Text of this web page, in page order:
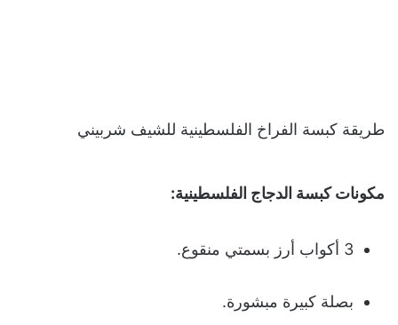
طريقة كبسة الفراخ الفلسطينية للشيف شربيني
مكونات كبسة الدجاج الفلسطينية:
3 أكواب أرز بسمتي منقوع.
بصلة كبيرة مبشورة.